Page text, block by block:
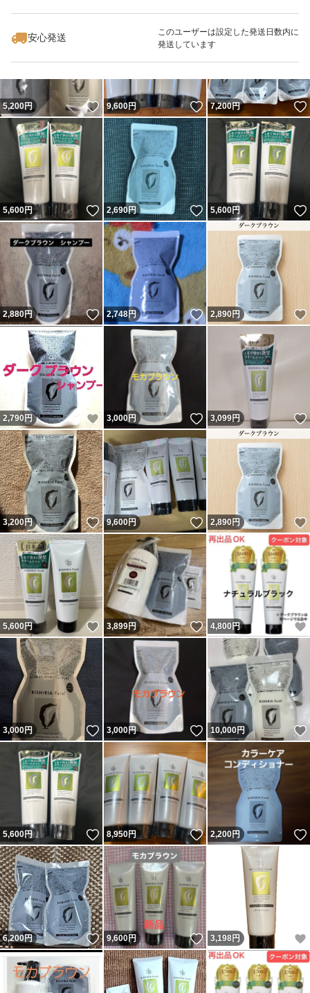
安心発送
このユーザーは設定した発送日数内に
発送しています
5,200円 いいね！
9,600円 いいね！
7,200円
5,600円 いいね！
2,690円 いいね！
5,600円
2,880円 いいね！
2,748円 いいね！
2,890円
2,790円 いいね！
3,000円 いいね！
3,099円
3,200円 いいね！
9,600円 いいね！
2,890円
5,600円 いいね！
3,899円 いいね！
4,800 円
3,000円 いいね！
3,000円 いいね！
10,000円
5,600円 いいね！
8,950円 いいね！
2,200円
6,200円 いいね！
9,600円 いいね！
3,198円